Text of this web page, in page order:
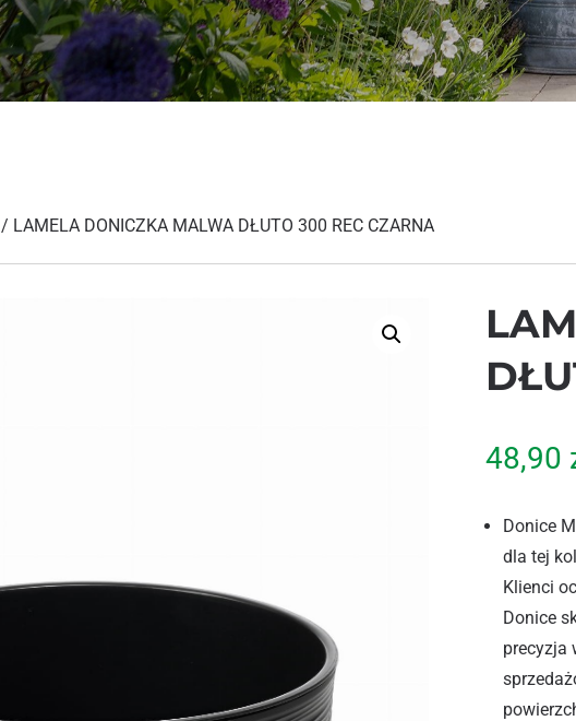
/ LAMELA DONICZKA MALWA DŁUTO 300 REC CZARNA
48,90
Donice
dla tej
Klienci
Donice
precyzja